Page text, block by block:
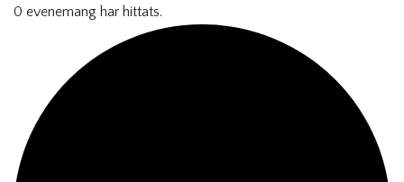
0 evenemang har hittats.